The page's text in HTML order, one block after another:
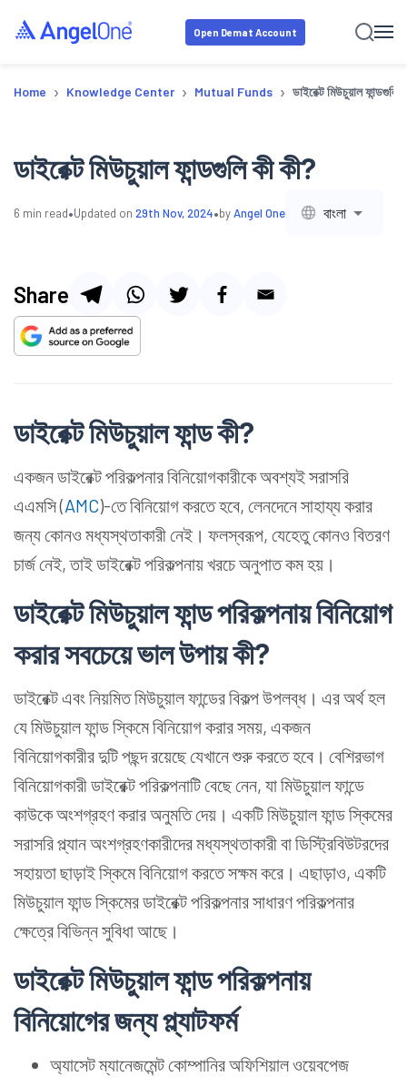
Open Demat Account
Home › Knowledge Center › Mutual Funds › ডাইরেক্ট মিউচুয়াল ফান্ডগুলি
ডাইরেক্ট মিউচুয়াল ফান্ডগুলি কী কী?
6 min read•Updated on 29th Nov, 2024•byAngel One বাংলা
Share
ডাইরেক্ট মিউচুয়াল ফান্ড কী?
একজন ডাইরেক্ট পরিকল্পনার বিনিয়োগকারীকে অবশ্যই সরাসরি
এএমসি (AMC)-তে বিনিয়োগ করতে হবে, লেনদেনে সাহায্য করার
জন্য কোনও মধ্যস্থতাকারী নেই। ফলস্বরূপ, যেহেতু কোনও বিতরণ
চার্জ নেই, তাই ডাইরেক্ট পরিকল্পনায় খরচে অনুপাত কম হয়।
ডাইরেক্ট মিউচুয়াল ফান্ড পরিকল্পনায় বিনিয়োগ
করার সবচেয়ে ভাল উপায় কী?
ডাইরেক্ট এবং নিয়মিত মিউচুয়াল ফান্ডের বিকল্প উপলব্ধ। এর অর্থ হল
যে মিউচুয়াল ফান্ড স্কিমে বিনিয়োগ করার সময়, একজন
বিনিয়োগকারীর দুটি পছন্দ রয়েছে যেখানে শুরু করতে হবে। বেশিরভাগ
বিনিয়োগকারী ডাইরেক্ট পরিকল্পনাটি বেছে নেন, যা মিউচুয়াল ফান্ডে
কাউকে অংশগ্রহণ করার অনুমতি দেয়। একটি মিউচুয়াল ফান্ড স্কিমের
সরাসরি প্ল্যান অংশগ্রহণকারীদের মধ্যস্থতাকারী বা ডিস্ট্রিবিউটরদের
সহায়তা ছাড়াই স্কিমে বিনিয়োগ করতে সক্ষম করে। এছাড়াও, একটি
মিউচুয়াল ফান্ড স্কিমের ডাইরেক্ট পরিকল্পনার সাধারণ পরিকল্পনার
ক্ষেত্রে বিভিন্ন সুবিধা আছে।
ডাইরেক্ট মিউচুয়াল ফান্ড পরিকল্পনায়
বিনিয়োগের জন্য প্ল্যাটফর্ম
অ্যাসেট ম্যানেজমেন্ট কোম্পানির অফিশিয়াল ওয়েবপেজ